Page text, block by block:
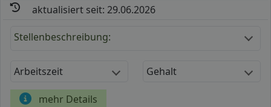
aktualisiert seit: 29.06.2026
Stellenbeschreibung:
Arbeitszeit Gehalt
mehr Details